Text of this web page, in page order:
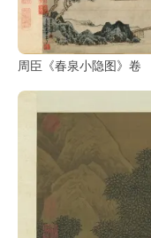
周臣《春泉小隐图》卷